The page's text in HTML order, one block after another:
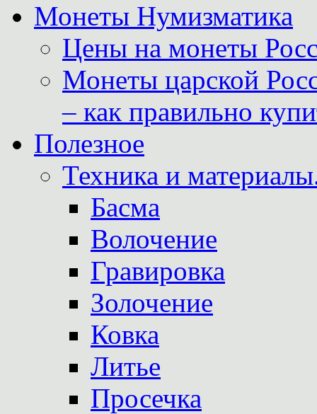
Монеты Нумизматика
Цены на монеты
Монеты царской
– как правильно
Полезное
Техника и
Басма
Волочение
Гравировка
Золочение
Ковка
Литье
Просечка